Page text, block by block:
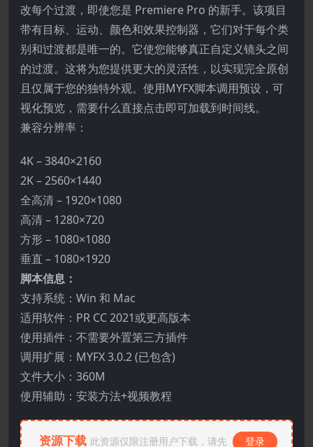
改每个过渡，即使您是 Premiere Pro 的新手。该项目
带有目标、运动、颜色和效果控制器，它们对于每个类
别和过渡都是唯一的。它使您能够真正自定义镜头之间
的过渡。这将为您提供更大的灵活性，以实现完全原创
且仅属于您的独特外观。使用MYFX脚本调用预设，可
视化预览，需要什么直接点击即可加载到时间线。
兼容分辨率：
4K – 3840×2160
2K – 2560×1440
全高清 – 1920×1080
高清 – 1280×720
方形 – 1080×1080
垂直 – 1080×1920
脚本信息：
支持系统：Win 和 Mac
适用软件：PR CC 2021或更高版本
使用插件：不需要外置第三方插件
调用扩展：MYFX 3.0.2 (已包含)
文件大小：360M
使用辅助：安装方法+视频教程
资源下载 此资源仅限注册用户下载，请先 登录